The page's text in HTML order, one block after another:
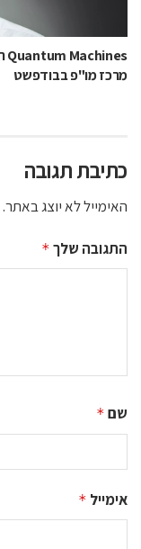
מרכז מו"פ בבודפשט
כתיבת תגובה
האימייל לא יוצג באתר.
התגובה שלך *
שם *
אימייל *